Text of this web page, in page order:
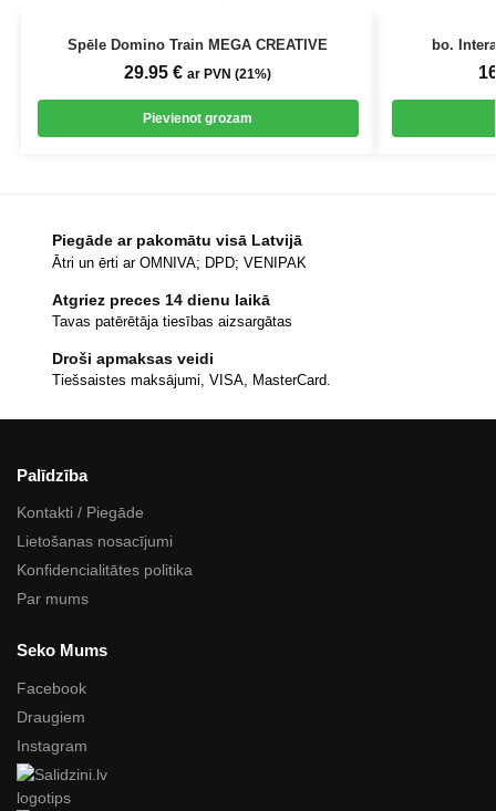
Spēle Domino Train MEGA CREATIVE
29.95€ ar PVN (21%)
Pievienot grozam
bo.
Piegāde ar pakomātu visā Latvijā
Ātri un ērti ar OMNIVA; DPD; VENIPAK
Atgriez preces 14 dienu laikā
Tavas patērētāja tiesības aizsargātas
Droši apmaksas veidi
Tiešsaistes maksājumi, VISA, MasterCard.
Palīdzība
Kontakti / Piegāde
Lietošanas nosacījumi
Konfidencialitātes politika
Par mums
Seko Mums
Facebook
Draugiem
Instagram